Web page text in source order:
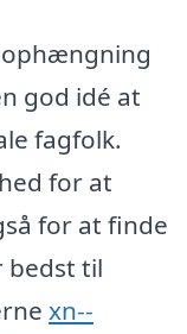
ophængning
god idé at
fagfolk.
for at
for at finde
bedst til
xn--